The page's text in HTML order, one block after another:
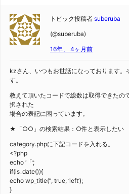
トピック投稿者 suberuba
(@suberuba)
16年、 4ヶ月前
kzさん、いつもお世話になっております。
す。
教えて頂いたコードで総数は取得できたの
択された
場合の表記に困っています。
★「○○」の検索結果：○件と表示したい
category.phpに下記コードを入れる。
<?php
echo ‘「’;
if(is_date()){
echo wp_title(”, true, ‘left’);
}